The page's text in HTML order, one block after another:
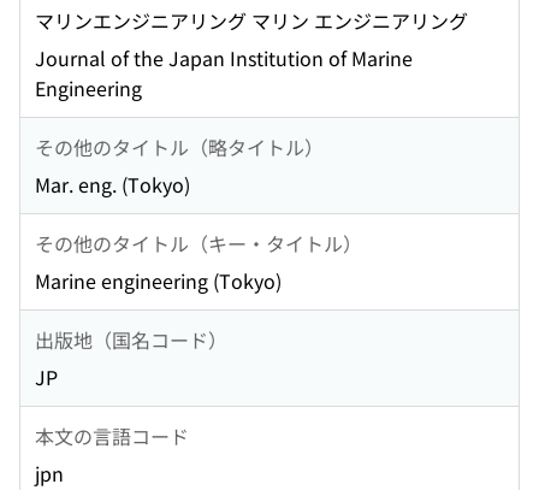
マリンエンジニアリング マリン エンジニアリング
Journal of the Japan Institution of Marine
Engineering
その他のタイトル（略タイトル）
Mar. eng. (Tokyo)
その他のタイトル（キー・タイトル）
Marine engineering (Tokyo)
出版地（国名コード）
JP
本文の言語コード
jpn